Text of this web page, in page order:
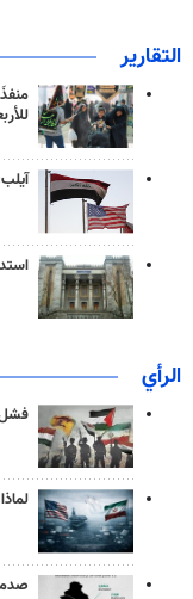
التقارير
الرأي
فشل